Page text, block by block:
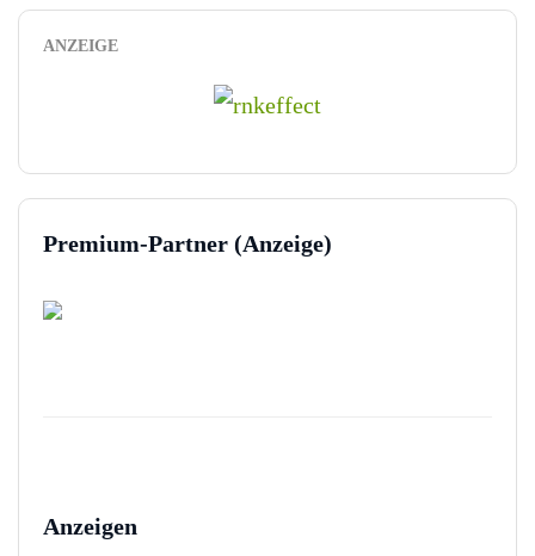
ANZEIGE
Premium-Partner (Anzeige)
Anzeigen